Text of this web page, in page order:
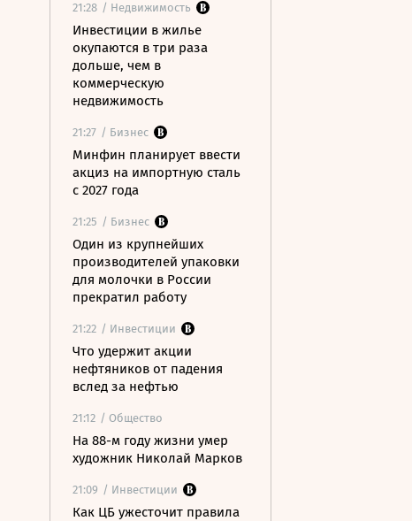
21:28 / Недвижимость
Инвестиции в жилье
окупаются в три раза
дольше, чем в
коммерческую
недвижимость
21:27 / Бизнес
Минфин планирует ввести
акциз на импортную сталь
с 2027 года
21:25 / Бизнес
Один из крупнейших
производителей упаковки
для молочки в России
прекратил работу
21:22 / Инвестиции
Что удержит акции
нефтяников от падения
вслед за нефтью
21:12 / Общество
На 88-м году жизни умер
художник Николай Марков
21:09 / Инвестиции
Как ЦБ ужесточит правила